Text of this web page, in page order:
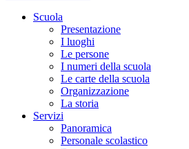
Scuola
Presentazione
I luoghi
Le persone
I numeri della scuola
Le carte della scuola
Organizzazione
La storia
Servizi
Panoramica
Personale scolastico